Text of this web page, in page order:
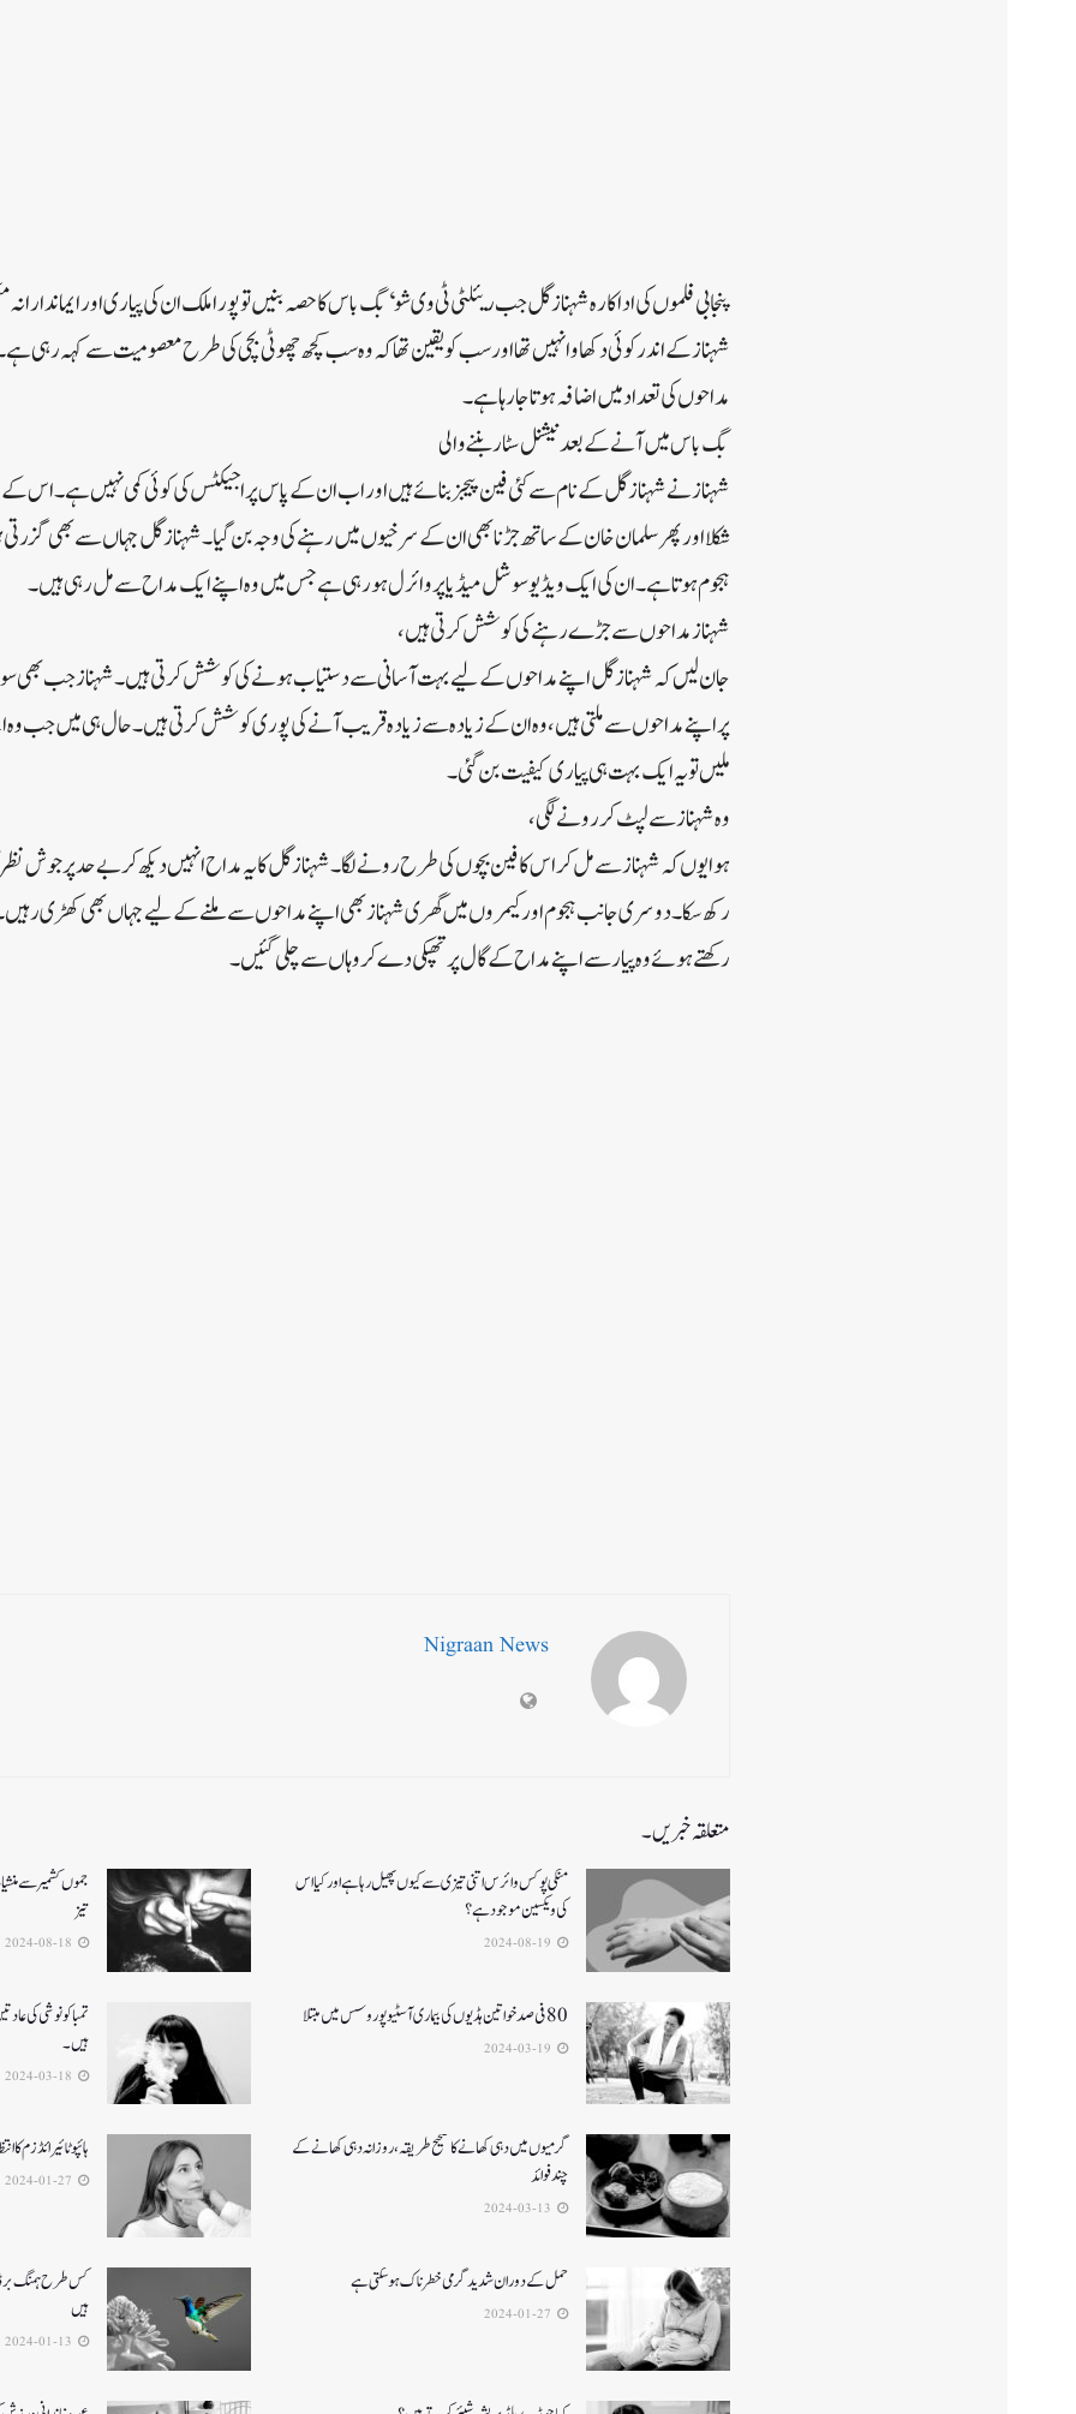
پنجابی فلموں کی اداکارہ شہناز گل جب ریئلٹی ٹی وی شو ‘بگ باس کا حصہ بنیں تو پورا ملک ان کی پیاری اور
شہناز کے اندر کوئی دکھاوا نہیں تھا اور سب کو یقین تھا کہ وہ سب کچھ چھوٹی بچی کی طرح معصومیت سے کہہ
مداحوں کی تعداد میں اضافہ ہوتا جا رہا ہے۔
بگ باس میں آنے کے بعد نیشنل سٹار بننے والی
شہناز نے شہناز گل کے نام سے کئی فین پیجز بنائے ہیں اور اب ان کے پاس پراجیکٹس کی کوئی کمی نہیں ہے۔اس کے
شکلا اور پھر سلمان خان کے ساتھ جڑنا بھی ان کے سرخیوں میں رہنے کی وجہ بن گیا۔شہناز گل جہاں سے بھی
ہجوم ہوتا ہے۔ان کی ایک ویڈیو سوشل میڈیا پر وائرل ہو رہی ہے جس میں وہ اپنے ایک مداح سے مل رہی ہیں۔
شہناز مداحوں سے جڑے رہنے کی کوشش کرتی ہیں،
جان لیں کہ شہناز گل اپنے مداحوں کے لیے بہت آسانی سے دستیاب ہونے کی کوشش کرتی ہیں۔شہناز جب
پر اپنے مداحوں سے ملتی ہیں، وہ ان کے زیادہ سے زیادہ قریب آنے کی پوری کوشش کرتی ہیں۔حال ہی میں جب
ملیں تو یہ ایک بہت ہی پیاری کیفیت بن گئی۔
وہ شہناز سے لپٹ کر رونے لگی،
ہوا یوں کہ شہناز سے مل کر اس کا فین بچوں کی طرح رونے لگا۔شہناز گل کا یہ مداح انہیں دیکھ کر بے حد پرجوش نظر
رکھ سکا۔دوسری جانب ہجوم اور کیمروں میں گھری شہناز بھی اپنے مداحوں سے ملنے کے لیے جہاں بھی کھڑی
رکھتے ہوئے وہ پیار سے اپنے مداح کے گال پر تھپکی دے کر وہاں سے چلی گئیں۔
Nigraan News
متعلقہ خبریں۔
منکی پوکس وائرس اتنی تیزی سے کیوں پھیل رہا ہے اور کیا اس
کی ویکسین موجود ہے؟
جموں کشمیر سے
تیز
80 فی صد خواتین ہڈیوں کی بیماری آسٹیوپوروسس میں مبتلا
تمباکو نوشی کی
ہیں۔
گرمیوں میں دہی کھانے کا صحیح طریقہ ، روزانہ دہی کھانے کے
چند فوائد
ہائپوٹائیرائڈزم کا
حمل کے دوران شدید گرمی خطرناک ہو سکتی ہے
کس طرح ہمنگ
ہیں